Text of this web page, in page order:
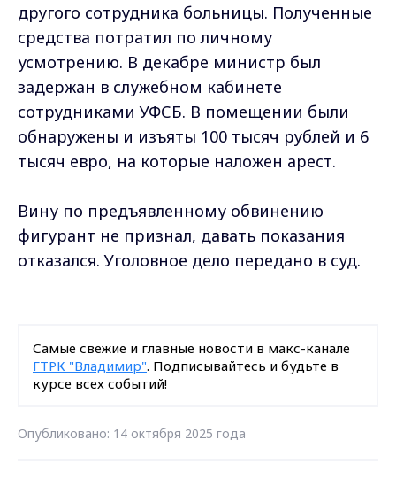
другого сотрудника больницы. Полученные
средства потратил по личному
усмотрению. В декабре министр был
задержан в служебном кабинете
сотрудниками УФСБ. В помещении были
обнаружены и изъяты 100 тысяч рублей и 6
тысяч евро, на которые наложен арест.
Вину по предъявленному обвинению
фигурант не признал, давать показания
отказался. Уголовное дело передано в суд.
Самые свежие и главные новости в макс-канале
ГТРК "Владимир". Подписывайтесь и будьте в
курсе всех событий!
Опубликовано: 14 октября 2025 года